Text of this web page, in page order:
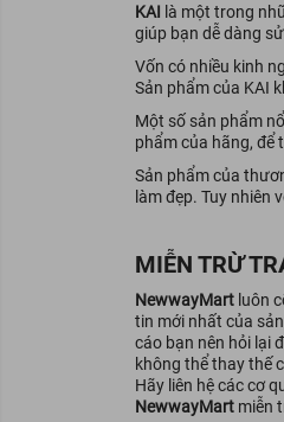
KAI là một trong
giúp bạn dễ dàng
Vốn có nhiều kinh
Sản phẩm của KAI
Một số sản phẩm
phẩm của hãng, để
Sản phẩm của
làm đẹp. Tuy nhiên
MIỄN TRỪ
NewwayMart luôn
tin mới nhất của
cáo bạn nên hỏi lại
không thể thay thế
Hãy liên hệ các cơ
NewwayMart miễn